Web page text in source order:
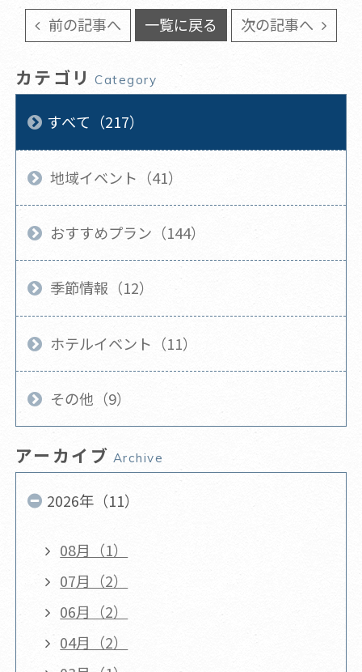
前の記事へ 一覧に戻る 次の記事へ
カテゴリ Category
すべて（217）
地域イベント（41）
おすすめプラン（144）
季節情報（12）
ホテルイベント（11）
その他（9）
アーカイブ Archive
2026年（11）
08月（1）
07月（2）
06月（2）
04月（2）